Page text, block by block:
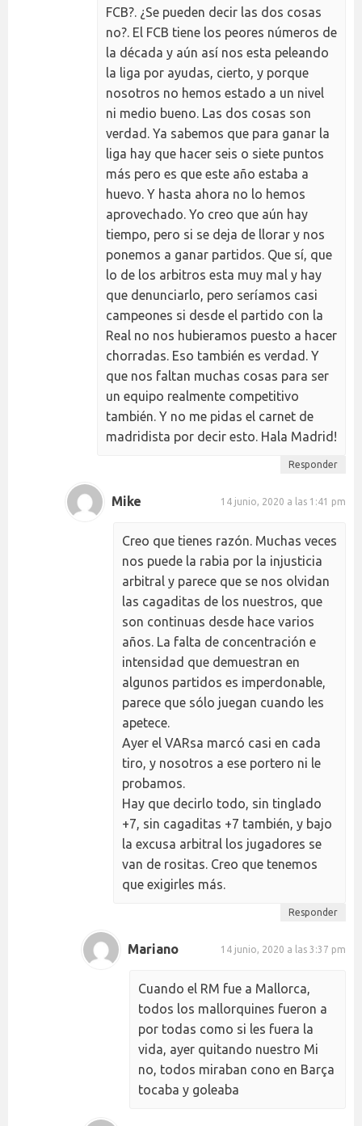
FCB?. ¿Se pueden decir las dos cosas
no?. El FCB tiene los peores números de
la década y aún así nos esta peleando
la liga por ayudas, cierto, y porque
nosotros no hemos estado a un nivel
ni medio bueno. Las dos cosas son
verdad. Ya sabemos que para ganar la
liga hay que hacer seis o siete puntos
más pero es que este año estaba a
huevo. Y hasta ahora no lo hemos
aprovechado. Yo creo que aún hay
tiempo, pero si se deja de llorar y nos
ponemos a ganar partidos. Que sí, que
lo de los arbitros esta muy mal y hay
que denunciarlo, pero seríamos casi
campeones si desde el partido con la
Real no nos hubieramos puesto a hacer
chorradas. Eso también es verdad. Y
que nos faltan muchas cosas para ser
un equipo realmente competitivo
también. Y no me pidas el carnet de
madridista por decir esto. Hala Madrid!
Responder
Mike 14 junio, 2020 a las 1:41 pm
Creo que tienes razón. Muchas veces
nos puede la rabia por la injusticia
arbitral y parece que se nos olvidan
las cagaditas de los nuestros, que
son continuas desde hace varios
años. La falta de concentración e
intensidad que demuestran en
algunos partidos es imperdonable,
parece que sólo juegan cuando les
apetece.
Ayer el VARsa marcó casi en cada
tiro, y nosotros a ese portero ni le
probamos.
Hay que decirlo todo, sin tinglado
+7, sin cagaditas +7 también, y bajo
la excusa arbitral los jugadores se
van de rositas. Creo que tenemos
que exigirles más.
Responder
Mariano 14 junio, 2020 a las 3:37 pm
Cuando el RM fue a Mallorca,
todos los mallorquines fueron a
por todas como si les fuera la
vida, ayer quitando nuestro Mi
no, todos miraban cono en Barça
tocaba y goleaba